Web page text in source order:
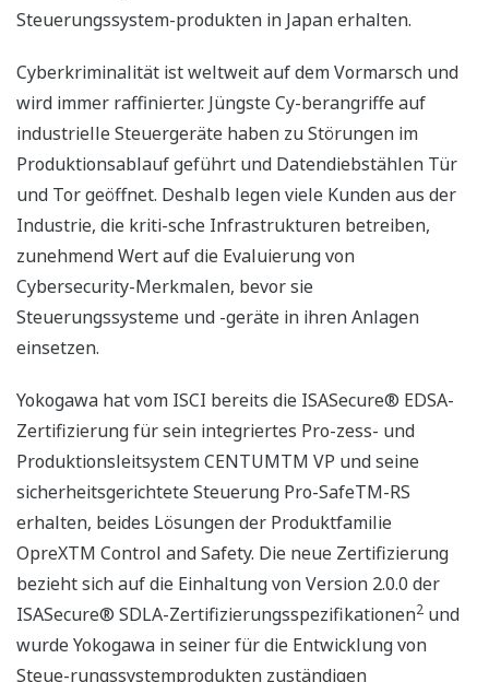
Steuerungssystem-produkten in Japan erhalten.
Cyberkriminalität ist weltweit auf dem Vormarsch und
wird immer raffinierter. Jüngste Cy-berangriffe auf
industrielle Steuergeräte haben zu Störungen im
Produktionsablauf geführt und Datendiebstählen Tür
und Tor geöffnet. Deshalb legen viele Kunden aus der
Industrie, die kriti-sche Infrastrukturen betreiben,
zunehmend Wert auf die Evaluierung von
Cybersecurity-Merkmalen, bevor sie
Steuerungssysteme und -geräte in ihren Anlagen
einsetzen.
Yokogawa hat vom ISCI bereits die ISASecure® EDSA-
Zertifizierung für sein integriertes Pro-zess- und
Produktionsleitsystem CENTUMTM VP und seine
sicherheitsgerichtete Steuerung Pro-SafeTM-RS
erhalten, beides Lösungen der Produktfamilie
OpreXTM Control and Safety. Die neue Zertifizierung
bezieht sich auf die Einhaltung von Version 2.0.0 der
ISASecure® SDLA-Zertifizierungsspezifikationen2 und
wurde Yokogawa in seiner für die Entwicklung von
Steue-rungssystemprodukten zuständigen